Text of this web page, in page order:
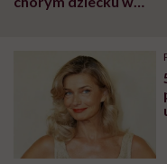
głupota i brak
wyobraźni"